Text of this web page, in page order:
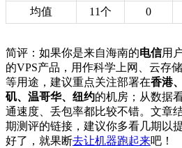
均值
11个 0
简评：如果你是来自海南的电信用
的VPS产品，用作科学上网、云存
等用途，建议重点关注部署在香港
矶、温哥华、纽约的机房；从数据
通速度、丢包率都比较不错。文章
期测评的链接，建议你多看几期以
好了，就果断去让机器跑起来吧！